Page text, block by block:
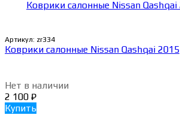
Артикул: zr334
Коврики салонные Nissan Qashqai 2015
Нет в наличии
2 100 ₽
Купить